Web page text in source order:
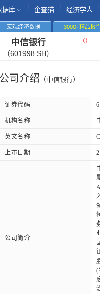
据库 企查猫 经济学人
宏观经济数据 3000+精品报
中信银行
（601998.SH）
（）
公司介绍 （中信银行）
证券代码
机构名称
英文名称
上市日期
公司简介
(